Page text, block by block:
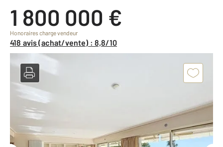
1 800 000 €
Honoraires charge vendeur
418 avis (achat/vente) : 8,8/10